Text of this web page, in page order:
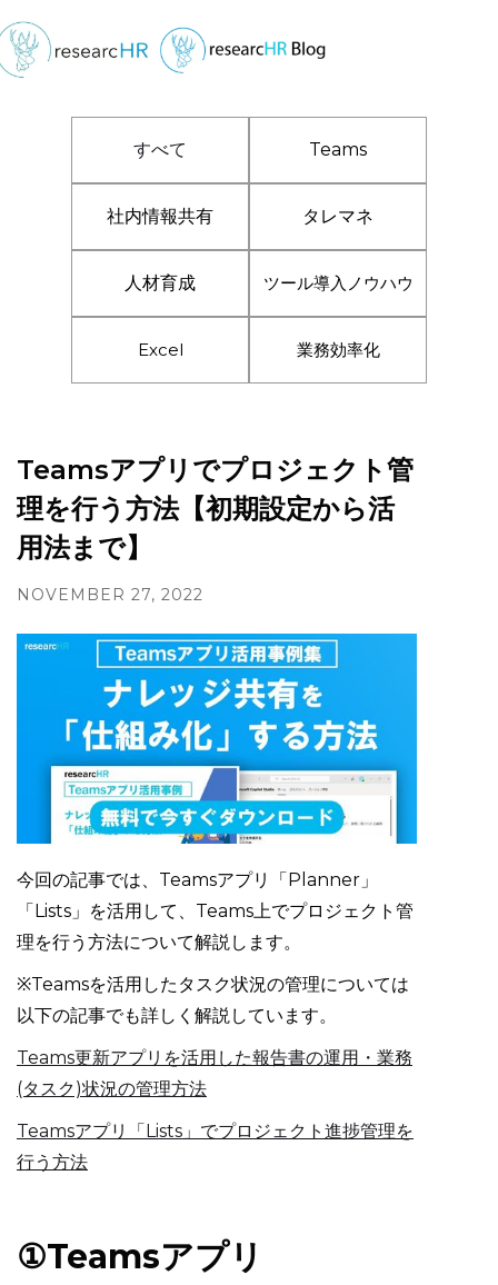
すべて Teams
社内情報共有 タレマネ
人材育成 ツール導入ノウハウ
Excel 業務効率化
Teamsアプリでプロジェクト管
理を行う方法【初期設定から活
用法まで】
NOVEMBER 27, 2022
今回の記事では、Teamsアプリ「Planner」
「Lists」を活用して、Teams上でプロジェクト管
理を行う方法について解説します。
※Teamsを活用したタスク状況の管理については
以下の記事でも詳しく解説しています。
Teams更新アプリを活用した報告書の運用・業務
(タスク)状況の管理方法
Teamsアプリ「Lists」でプロジェクト進捗管理を
行う方法
①Teamsアプリ